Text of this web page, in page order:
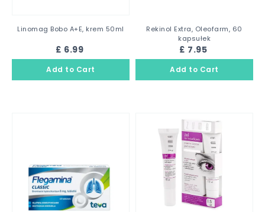
Linomag Bobo A+E, krem 50ml
£ 6.99
Rekinol Extra, Oleofarm, 60
kapsułek
£ 7.95